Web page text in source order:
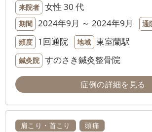
来院者 女性 30 代
期間 2024年9月 ～ 2024年9月 通
頻度 1回通院 地域 東室蘭駅
鍼灸院 すのさき鍼灸整骨院
症例の詳細を見る
肩こり・首こり 頭痛